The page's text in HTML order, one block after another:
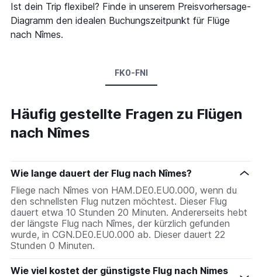
Ist dein Trip flexibel? Finde in unserem Preisvorhersage-
Diagramm den idealen Buchungszeitpunkt für Flüge
nach Nîmes.
FK0-FNI
Häufig gestellte Fragen zu Flügen
nach Nîmes
Wie lange dauert der Flug nach Nîmes?
Fliege nach Nîmes von HAM.DE0.EU0.000, wenn du
den schnellsten Flug nutzen möchtest. Dieser Flug
dauert etwa 10 Stunden 20 Minuten. Andererseits hebt
der längste Flug nach Nîmes, der kürzlich gefunden
wurde, in CGN.DE0.EU0.000 ab. Dieser dauert 22
Stunden 0 Minuten.
Wie viel kostet der günstigste Flug nach Nimes